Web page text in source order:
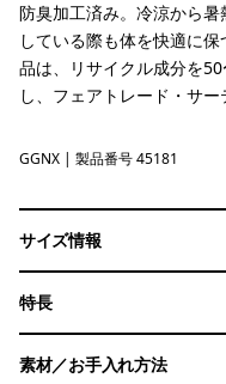
防臭加工済み。冷涼から
している際も体を快適に
品は、リサイクル成分を
し、フェアトレード・サ
Gumtree Green - Light Gumtree Green X-Dye
GGNX | 製品番号 45181
サイズ情報
特長
素材／お手入れ方法